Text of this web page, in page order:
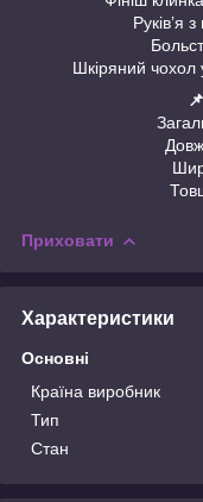
Руківʼя
Шкіряний чохол
Приховати
Характеристики
Основні
Країна виробник
Тип
Стан